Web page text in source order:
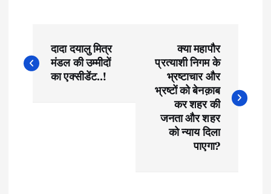
o
दादा दयालु मित्र
मंडल की उम्मीदों
का एक्सीडेंट..!
क्या महापौर
प्रत्याशी निगम के
भ्रष्टाचार और
भ्रष्टों को बेनक़ाब
कर शहर की
जनता और शहर
को न्याय दिला
पाएगा?